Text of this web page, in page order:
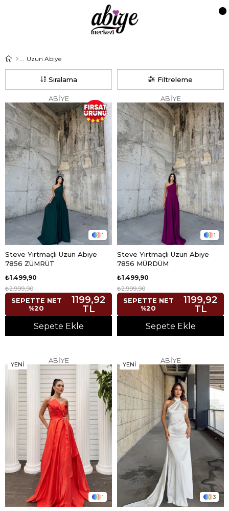
Uzun Abiye
Filtreleme
Sıralama
ABİYE
1
Steve Yırtmaçlı Uzun Abiye
7856 ZÜMRÜT
₺1.499,90
₺2.999,90
SEPETTE NET
%20
1199,92
TL
Sepete Ekle
ABİYE
1
Steve Yırtmaçlı Uzun Abiye
7856 MÜRDÜM
₺1.499,90
₺2.999,90
SEPETTE NET
%20
1199,92
TL
Sepete Ekle
ABİYE
1
YENI
ÜRÜN
ABİYE
3
YENI
ÜRÜN